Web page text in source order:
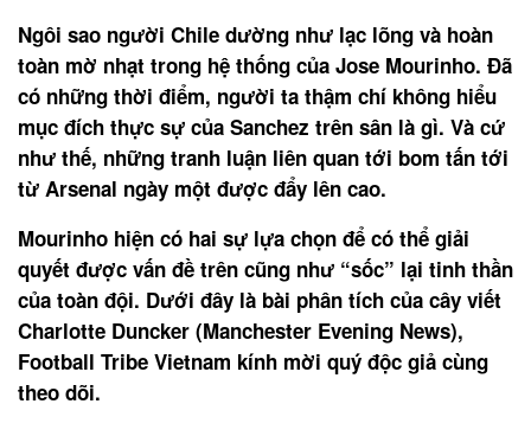
Ngôi sao người Chile dường như lạc lõng và hoàn
toàn mờ nhạt trong hệ thống của Jose Mourinho. Đã
có những thời điểm, người ta thậm chí không hiểu
mục đích thực sự của Sanchez trên sân là gì. Và cứ
như thế, những tranh luận liên quan tới bom tấn tới
từ Arsenal ngày một được đẩy lên cao.
Mourinho hiện có hai sự lựa chọn để có thể giải
quyết được vấn đề trên cũng như “sốc” lại tinh thần
của toàn đội. Dưới đây là bài phân tích của cây viết
Charlotte Duncker (Manchester Evening News),
Football Tribe Vietnam kính mời quý độc giả cùng
theo dõi.